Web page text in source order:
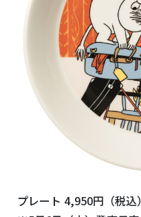
プレート 4,950円（税込）